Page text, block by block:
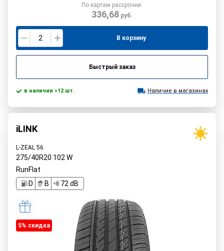
По картам рассрочки:
336,68руб.
В корзину
Быстрый заказ
в наличии >12 шт. Наличие в магазинах
iLINK
L-ZEAL 56
275/40R20 102 W
RunFlat
D
B 72 dB
5% cкидка